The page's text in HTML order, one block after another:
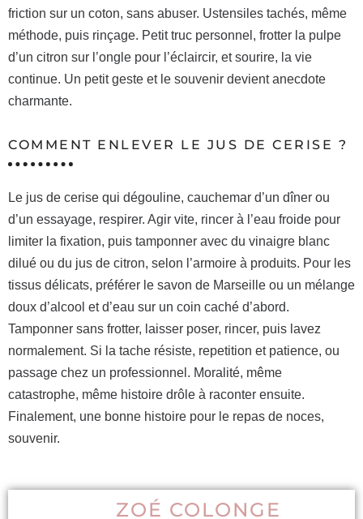
friction sur un coton, sans abuser. Ustensiles tachés, même
méthode, puis rinçage. Petit truc personnel, frotter la pulpe
d’un citron sur l’ongle pour l’éclaircir, et sourire, la vie
continue. Un petit geste et le souvenir devient anecdote
charmante.
COMMENT ENLEVER LE JUS DE CERISE ?
Le jus de cerise qui dégouline, cauchemar d’un dîner ou
d’un essayage, respirer. Agir vite, rincer à l’eau froide pour
limiter la fixation, puis tamponner avec du vinaigre blanc
dilué ou du jus de citron, selon l’armoire à produits. Pour les
tissus délicats, préférer le savon de Marseille ou un mélange
doux d’alcool et d’eau sur un coin caché d’abord.
Tamponner sans frotter, laisser poser, rincer, puis lavez
normalement. Si la tache résiste, repetition et patience, ou
passage chez un professionnel. Moralité, même
catastrophe, même histoire drôle à raconter ensuite.
Finalement, une bonne histoire pour le repas de noces,
souvenir.
ZOÉ COLONGE